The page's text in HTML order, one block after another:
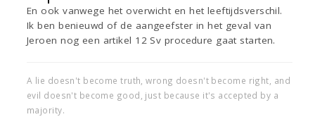
En ook vanwege het overwicht en het leeftijdsverschil.
Ik ben benieuwd of de aangeefster in het geval van
Jeroen nog een artikel 12 Sv procedure gaat starten.
A lie doesn't become truth, wrong doesn't become right, and
evil doesn't become good, just because it's accepted by a
majority.